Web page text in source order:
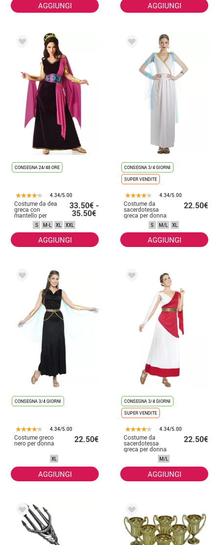
AGGIUNGI AGGIUNGI
CONSEGNA 24/48 ORE
4.34/5.00
Costume da dea
greca con
mantello per
33.50€ -
35.50€
S M-L XL XXL
AGGIUNGI
CONSEGNA 3/4 GIORNI
SUPER VENDITE
4.34/5.00
Costume da
sacerdotessa
greca per donna
22.50€
S M/L XL
AGGIUNGI
CONSEGNA 3/4 GIORNI
4.34/5.00
Costume greco
nero per donna 22.50€
XL
AGGIUNGI
CONSEGNA 3/4 GIORNI
SUPER VENDITE
4.34/5.00
Costume da
sacerdotessa
greca per donna
22.50€
M/L
AGGIUNGI